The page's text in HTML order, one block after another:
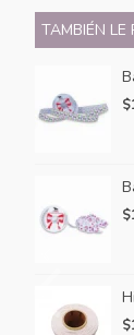
TAMBIÉN LE